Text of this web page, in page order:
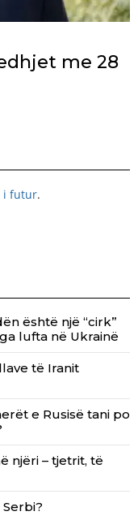
me 28
i futur.
është një “cirk”
lufta në Ukrainë
të Iranit
e Rusisë tani po
njëri – tjetrit, të